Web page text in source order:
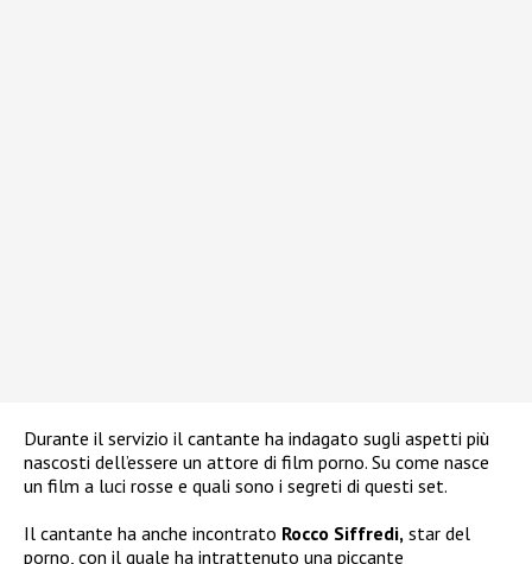
Durante il servizio il cantante ha indagato sugli aspetti più
nascosti dell’essere un attore di film porno. Su come nasce
un film a luci rosse e quali sono i segreti di questi set.
Il cantante ha anche incontrato Rocco Siffredi, star del
porno, con il quale ha intrattenuto una piccante